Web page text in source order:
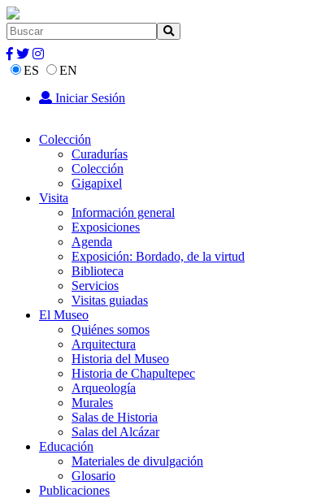
ES
EN
Iniciar Sesión
Colección
Curadurías
Colección
Gigapixel
Visita
Información general
Exposiciones
Agenda
Exposición: Bordado, de la virtud
Biblioteca
Servicios
Visitas guiadas
El Museo
Quiénes somos
Arquitectura
Historia del Museo
Historia de Chapultepec
Arqueología
Murales
Salas de Historia
Salas del Alcázar
Educación
Materiales de divulgación
Glosario
Publicaciones